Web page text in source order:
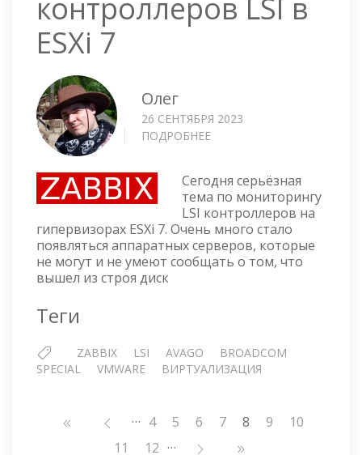
контроллеров LSI в
ESXi 7
Олег
26 СЕНТЯБРЯ 2023
ПОДРОБНЕЕ
ДЛЯ
МОНИТОРИНГА
RAID
КОНТРОЛЛЕРОВ
LSI
В
Сегодня серьёзная
тема по мониторингу
LSI контроллеров на
гипервизорах ESXi 7. Очень много стало
появляться аппаратных серверов, которые
не могут и не умеют сообщать о том, что
вышел из строя диск
Теги
ZABBIX LSI AVAGO
BROADCOM
SPECIAL
VMWARE ВИРТУАЛИЗАЦИЯ
Нумерация
… Страница
4 Страница
5 Страница
6 Страница
7 8 Страница
9 Страница
10
Страница
11 Страница
12 …